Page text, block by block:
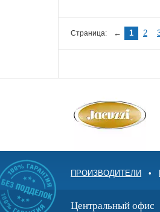
Страница: ← 1 2
ПРОИЗВОДИТЕЛИ •
Центральный офис